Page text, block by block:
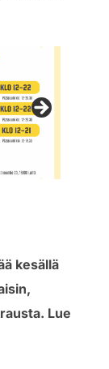
kesällä
Lue